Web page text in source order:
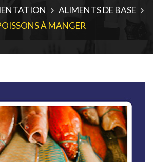
ALIMENTS DE BASE
À MANGER